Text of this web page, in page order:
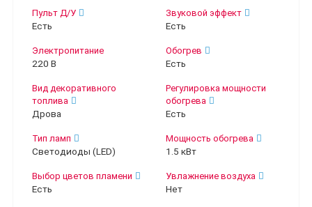
Пульт Д/У
Есть
Электропитание
220 В
Вид декоративного
топлива
Дрова
Тип ламп
Светодиоды (LED)
Выбор цветов пламени
Есть
Звуковой эффект
Есть
Обогрев
Есть
Регулировка мощности
обогрева
Есть
Мощность обогрева
1.5 кВт
Увлажнение воздуха
Нет